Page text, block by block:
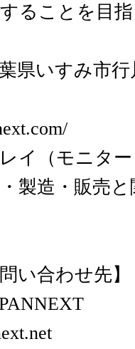
ることを目
県いすみ市行
イ（モニタ
製造・販売
い合わせ先】